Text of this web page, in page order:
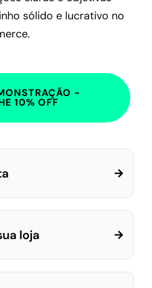
sólido e lucrativo no
-
10% OFF
loja